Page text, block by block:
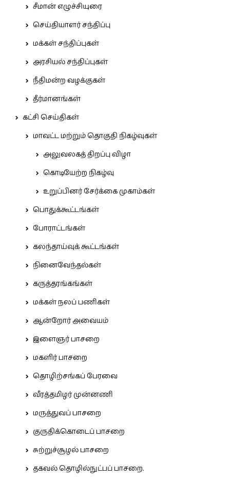
சீமான் எழுச்சியுரை
செய்தியாளர் சந்திப்பு
மக்கள் சந்திப்புகள்
அரசியல் சந்திப்புகள்
நீதிமன்ற வழக்குகள்
தீர்மானங்கள்
கட்சி செய்திகள்
மாவட்ட மற்றும் தொகுதி நிகழ்வுகள்
அலுவலகத் திறப்பு விழா
கொடியேற்ற நிகழ்வு
உறுப்பினர் சேர்க்கை முகாம்கள்
பொதுக்கூட்டங்கள்
போராட்டங்கள்
கலந்தாய்வுக் கூட்டங்கள்
நினைவேந்தல்கள்
கருத்தரங்கங்கள்
மக்கள் நலப் பணிகள்
ஆன்றோர் அவையம்
இளைஞர் பாசறை
மகளிர் பாசறை
தொழிற்சங்கப் பேரவை
வீரத்தமிழர் முன்னணி
மருத்துவப் பாசறை
குருதிக்கொடைப் பாசறை
சுற்றுச்சூழல் பாசறை
தகவல் தொழில்நுட்பப் பாசறை.